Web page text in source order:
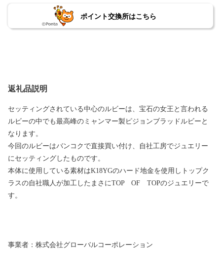
ポイント交換所はこちら
返礼品説明
セッティングされている中心のルビーは、宝石の女王と言われる
ルビーの中でも最高峰のミャンマー製ピジョンブラッドルビーと
なります。
今回のルビーはバンコクで直接買い付け、自社工房でジュエリー
にセッティングしたものです。
本体に使用している素材はK18YGのハード地金を使用しトップク
ラスの自社職人が加工したまさにTOP OF TOPのジュエリーで
す。
事業者：株式会社グローバルコーポレーション